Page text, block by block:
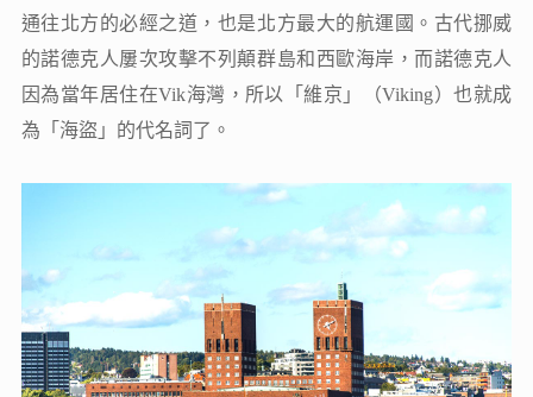
通往北方的必經之道，也是北方最大的航運國。古代挪威
的諾德克人屢次攻擊不列顛群島和西歐海岸，而諾德克人
因為當年居住在Vik海灣，所以「維京」（Viking）也就成
為「海盜」的代名詞了。